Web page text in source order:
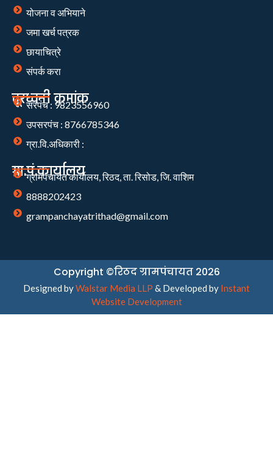
योजना व अभियाने
जमा खर्च पत्रक
छायाचित्रे
संपर्क करा
दूरध्वनी क्रमांक
सरपंच : 9823556960
उपसरपंच : 8766785346
ग्रा.वि.अधिकारी :
ग्रा.पं.कार्यालय
ग्रामपंचायत कार्यालय, रिठद, ता. रिसोड, जि. वाशिम
8888202423
grampanchayatrithad@gmail.com
Copyright ©रिठद ग्रामपंचायत 2026
Designed byWalstar Media LLP & Developed by Instant
Website Development